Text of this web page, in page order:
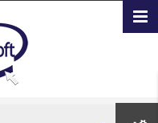
تجاوز إلى المحتوى الرئيسي